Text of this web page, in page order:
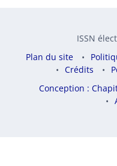
ISSN
Plan du site
Crédits
Conception :